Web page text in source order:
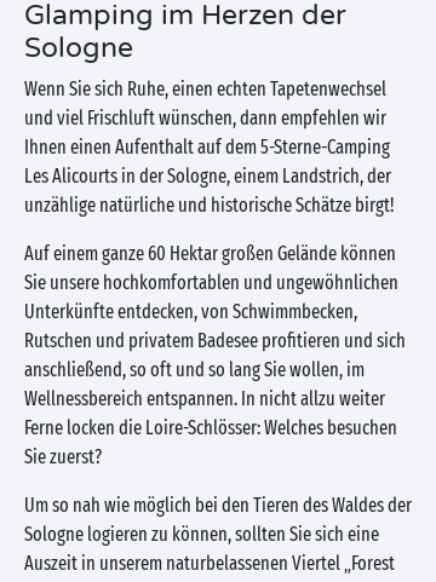
Glamping im Herzen der
Sologne
Wenn Sie sich Ruhe, einen echten Tapetenwechsel
und viel Frischluft wünschen, dann empfehlen wir
Ihnen einen Aufenthalt auf dem 5-Sterne-Camping
Les Alicourts in der Sologne, einem Landstrich, der
unzählige natürliche und historische Schätze birgt!
Auf einem ganze 60 Hektar großen Gelände können
Sie unsere hochkomfortablen und ungewöhnlichen
Unterkünfte entdecken, von Schwimmbecken,
Rutschen und privatem Badesee profitieren und sich
anschließend, so oft und so lang Sie wollen, im
Wellnessbereich entspannen. In nicht allzu weiter
Ferne locken die Loire-Schlösser: Welches besuchen
Sie zuerst?
Um so nah wie möglich bei den Tieren des Waldes der
Sologne logieren zu können, sollten Sie sich eine
Auszeit in unserem naturbelassenen Viertel „Forest